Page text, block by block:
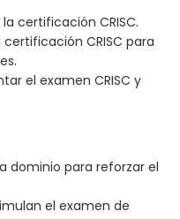
certificación CRISC.
CRISC para
el examen CRISC y
dominio para reforzar el
el examen de